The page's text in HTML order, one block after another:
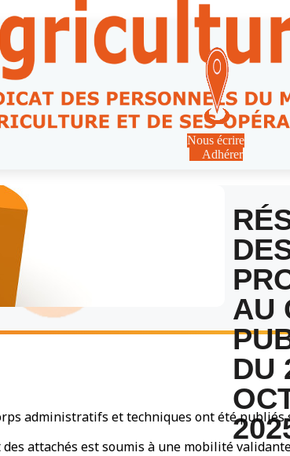
Nous écrire
Adhérer
AU
DU
administratifs et techniques ont été publiés
attachés est soumis à une mobilité